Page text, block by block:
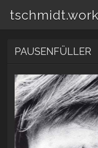
content
PAUSENFÜLLER